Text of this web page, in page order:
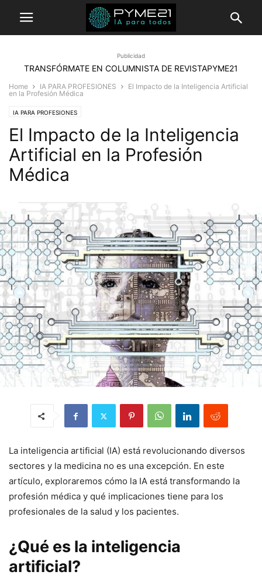
Publicidad
TRANSFÓRMATE EN COLUMNISTA DE REVISTAPYME21
Home IA PARA PROFESIONES
El Impacto de la Inteligencia Artificial
en la Profesión Médica
IA PARA PROFESIONES
El Impacto de la Inteligencia
Artificial en la Profesión
Médica
La inteligencia artificial (IA) está revolucionando diversos
sectores y la medicina no es una excepción. En este
artículo, exploraremos cómo la IA está transformando la
profesión médica y qué implicaciones tiene para los
profesionales de la salud y los pacientes.
¿Qué es la inteligencia
artificial?